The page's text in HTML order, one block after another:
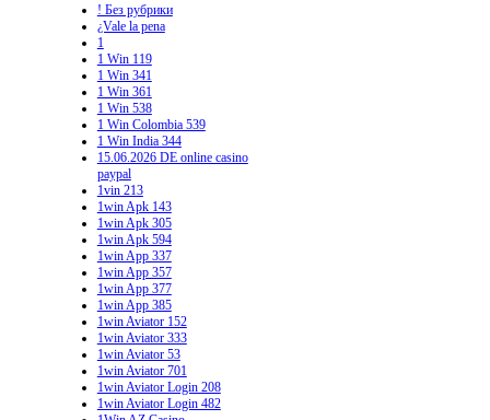
! Без рубрики
¿Vale la pena
1
1 Win 119
1 Win 341
1 Win 361
1 Win 538
1 Win Colombia 539
1 Win India 344
15.06.2026 DE online casino
paypal
1vin 213
1win Apk 143
1win Apk 305
1win Apk 594
1win App 337
1win App 357
1win App 377
1win App 385
1win Aviator 152
1win Aviator 333
1win Aviator 53
1win Aviator 701
1win Aviator Login 208
1win Aviator Login 482